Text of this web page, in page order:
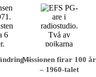
–
Missionen firar 100 år
– 1960-talet